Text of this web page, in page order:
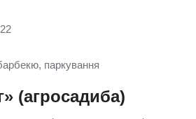
паркування
(агросадиба)